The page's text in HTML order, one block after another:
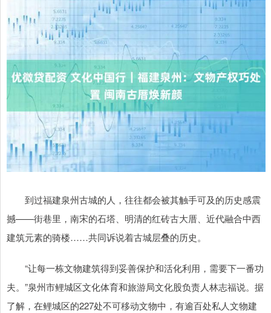
到过福建泉州古城的人，往往都会被其触手可及的历史感震
撼——街巷里，南宋的石塔、明清的红砖古大厝、近代融合中西
建筑元素的骑楼……共同诉说着古城层叠的历史。
“让每一栋文物建筑得到妥善保护和活化利用，需要下一番功
夫。”泉州市鲤城区文化体育和旅游局文化股负责人林志福说。据
了解，在鲤城区的227处不可移动文物中，有逾百处私人文物建